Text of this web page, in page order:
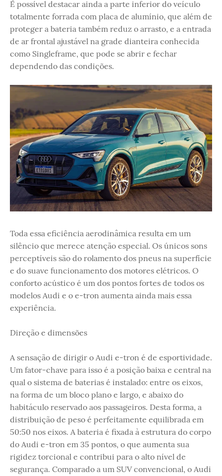
É possível destacar ainda a parte inferior do veículo
totalmente forrada com placa de alumínio, que além de
proteger a bateria também reduz o arrasto, e a entrada
de ar frontal ajustável na grade dianteira conhecida
como Singleframe, que pode se abrir e fechar
dependendo das condições.
Toda essa eficiência aerodinâmica resulta em um
silêncio que merece atenção especial. Os únicos sons
perceptíveis são do rolamento dos pneus na superfície
e do suave funcionamento dos motores elétricos. O
conforto acústico é um dos pontos fortes de todos os
modelos Audi e o e-tron aumenta ainda mais essa
experiência.
Direção e dimensões
A sensação de dirigir o Audi e-tron é de esportividade.
Um fator-chave para isso é a posição baixa e central na
qual o sistema de baterias é instalado: entre os eixos,
na forma de um bloco plano e largo, e abaixo do
habitáculo reservado aos passageiros. Desta forma, a
distribuição de peso é perfeitamente equilibrada em
50:50 nos eixos. A bateria é fixada à estrutura do corpo
do Audi e-tron em 35 pontos, o que aumenta sua
rigidez torcional e contribui para o alto nível de
segurança. Comparado a um SUV convencional, o Audi